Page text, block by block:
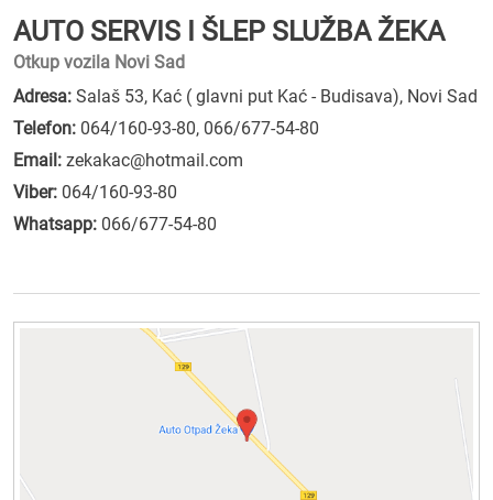
AUTO SERVIS I ŠLEP SLUŽBA ŽEKA
Otkup vozila Novi Sad
Adresa: Salaš 53, Kać ( glavni put Kać - Budisava), Novi Sad
Telefon: 064/160-93-80, 066/677-54-80
Email: zekakac@hotmail.com
Viber: 064/160-93-80
Whatsapp: 066/677-54-80